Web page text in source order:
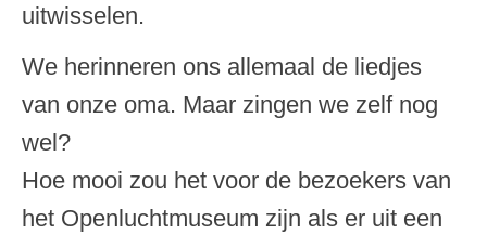
uitwisselen.
We herinneren ons allemaal de liedjes
van onze oma. Maar zingen we zelf nog
wel?
Hoe mooi zou het voor de bezoekers van
het Openluchtmuseum zijn als er uit een